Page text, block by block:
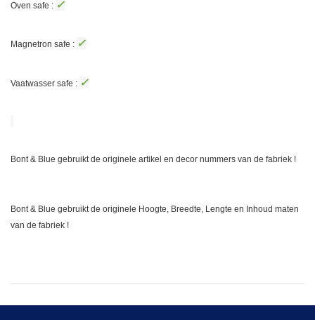
Oven safe : ✓
Magnetron safe : ✓
Vaatwasser safe : ✓
Bont & Blue gebruikt de originele artikel en decor nummers van de fabriek !
Bont & Blue gebruikt de originele Hoogte, Breedte, Lengte en Inhoud maten
van de fabriek !